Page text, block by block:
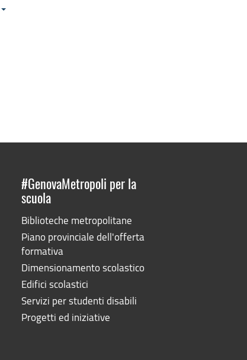
#GenovaMetropoli per la
scuola
Biblioteche metropolitane
Piano provinciale dell'offerta
formativa
Dimensionamento scolastico
Edifici scolastici
Servizi per studenti disabili
Progetti ed iniziative